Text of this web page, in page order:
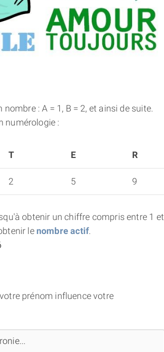
: A = 1, B = 2, et ainsi de suite.
numérologie :
T E R
2 5 9
obtenir un chiffre compris entre 1 et
le nombre actif.
prénom influence votre
(À PROPOS)